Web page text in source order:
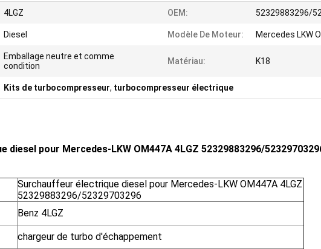
4LGZ OEM: 52329883296/
Diesel Modèle De Moteur: Mercedes LKW
Emballage neutre et comme
condition
Matériau: K18
Kits de turbocompresseur, turbocompresseur électrique
diesel pour Mercedes-LKW OM447A 4LGZ 52329883296/
Surchauffeur électrique diesel pour Mercedes-LKW OM447A 4LGZ
52329883296/52329703296
Benz 4LGZ
chargeur de turbo d'échappement